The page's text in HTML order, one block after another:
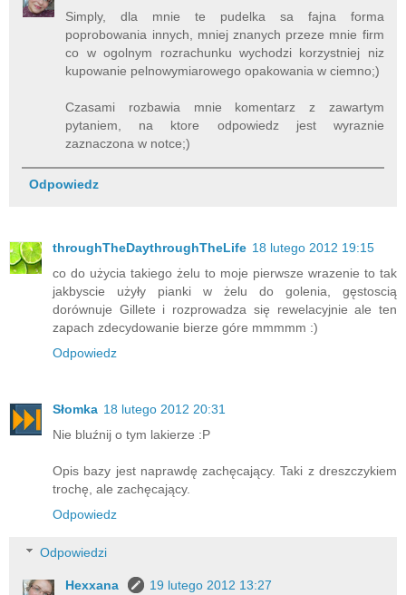
Simply, dla mnie te pudelka sa fajna forma
poprobowania innych, mniej znanych przeze mnie firm
co w ogolnym rozrachunku wychodzi korzystniej niz
kupowanie pelnowymiarowego opakowania w ciemno;)
Czasami rozbawia mnie komentarz z zawartym
pytaniem, na ktore odpowiedz jest wyraznie
zaznaczona w notce;)
Odpowiedz
throughTheDaythroughTheLife 18 lutego 2012 19:15
co do użycia takiego żelu to moje pierwsze wrazenie to tak
jakbyscie użyły pianki w żelu do golenia, gęstoscią
dorównuje Gillete i rozprowadza się rewelacyjnie ale ten
zapach zdecydowanie bierze góre mmmmm :)
Odpowiedz
Słomka 18 lutego 2012 20:31
Nie bluźnij o tym lakierze :P
Opis bazy jest naprawdę zachęcający. Taki z dreszczykiem
trochę, ale zachęcający.
Odpowiedz
Odpowiedzi
Hexxana
19 lutego 2012 13:27